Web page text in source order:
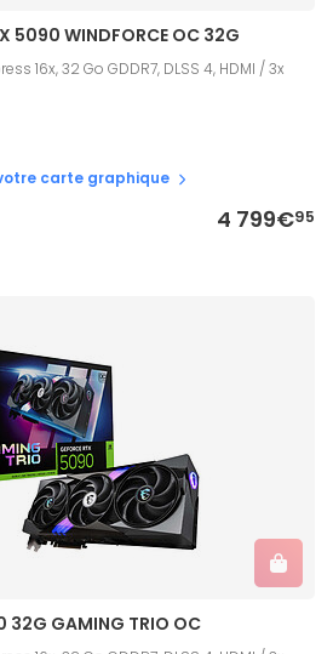
WINDFORCE OC 32G
16x, 32 Go GDDR7, DLSS 4, HDMI / 3x
carte graphique
4 799€95
32G GAMING TRIO OC